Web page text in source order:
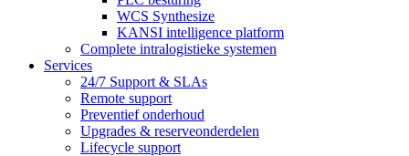
WCS Synthesize
KANSI intelligence platform
Complete intralogistieke systemen
Services
24/7 Support & SLAs
Remote support
Preventief onderhoud
Upgrades & reserveonderdelen
Lifecycle support